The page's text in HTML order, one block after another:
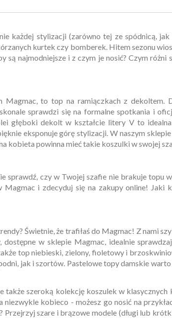
każdej stylizacji (zarówno tej ze spódnicą,
kurtek czy bomberek . Hitem sezonu
są najmodniejsze i z czym je nosić? Czym
Magmac, to top na ramiączkach z
sprawdzi się na formalne spotkania i
głęboki dekolt w kształcie litery V to
eksponuje górę stylizacji. W naszym
kobieta powinna mieć takie koszulki w swojej
sprawdź, czy w Twojej szafie nie brakuje
i zdecyduj się na zakupy online!
Świetnie, że trafiłaś do Magmac! Z
w sklepie Magmac, idealnie
top niebieski, zielony, fioletowy i
jak i szortów. Pastelowe topy damskie
szeroką kolekcję koszulek w
kobieco - możesz go nosić na
szare i brązowe modele (długi lub